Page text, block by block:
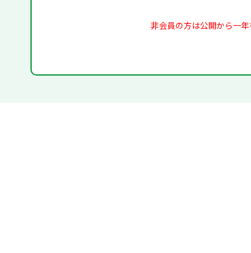
非会員の方は公開から一